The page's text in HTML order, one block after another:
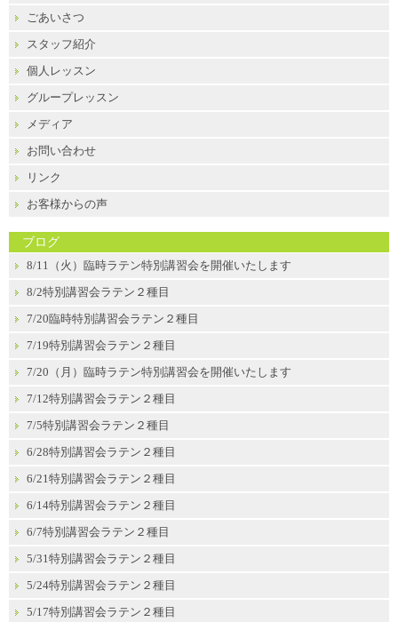
ごあいさつ
スタッフ紹介
個人レッスン
グループレッスン
メディア
お問い合わせ
リンク
お客様からの声
ブログ
8/11（火）臨時ラテン特別講習会を開催いたします
8/2特別講習会ラテン２種目
7/20臨時特別講習会ラテン２種目
7/19特別講習会ラテン２種目
7/20（月）臨時ラテン特別講習会を開催いたします
7/12特別講習会ラテン２種目
7/5特別講習会ラテン２種目
6/28特別講習会ラテン２種目
6/21特別講習会ラテン２種目
6/14特別講習会ラテン２種目
6/7特別講習会ラテン２種目
5/31特別講習会ラテン２種目
5/24特別講習会ラテン２種目
5/17特別講習会ラテン２種目